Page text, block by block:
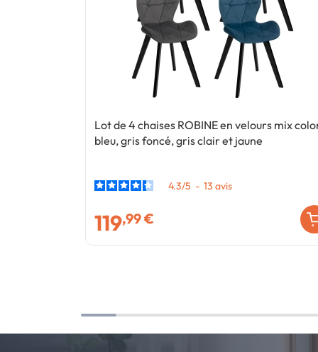
Lot de 4 chaises ROBINE en velours mix
bleu, gris foncé, gris clair et jaune
4.3/5 - 13 avis
119,99 €